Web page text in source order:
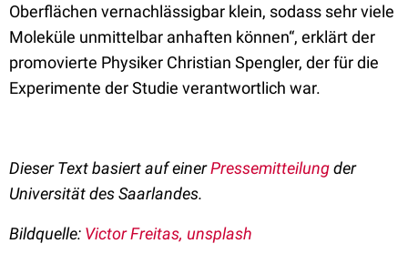
Oberflächen vernachlässigbar klein, sodass sehr viele
Moleküle unmittelbar anhaften können“, erklärt der
promovierte Physiker Christian Spengler, der für die
Experimente der Studie verantwortlich war.
Dieser Text basiert auf einerPressemitteilungder
Universität des Saarlandes.
Bildquelle: Victor Freitas, unsplash